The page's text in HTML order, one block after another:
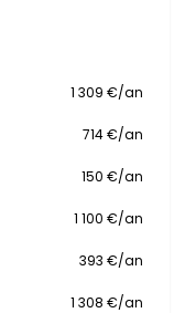
1 309 €/an
714 €/an
150 €/an
1 100 €/an
393 €/an
1 308 €/an